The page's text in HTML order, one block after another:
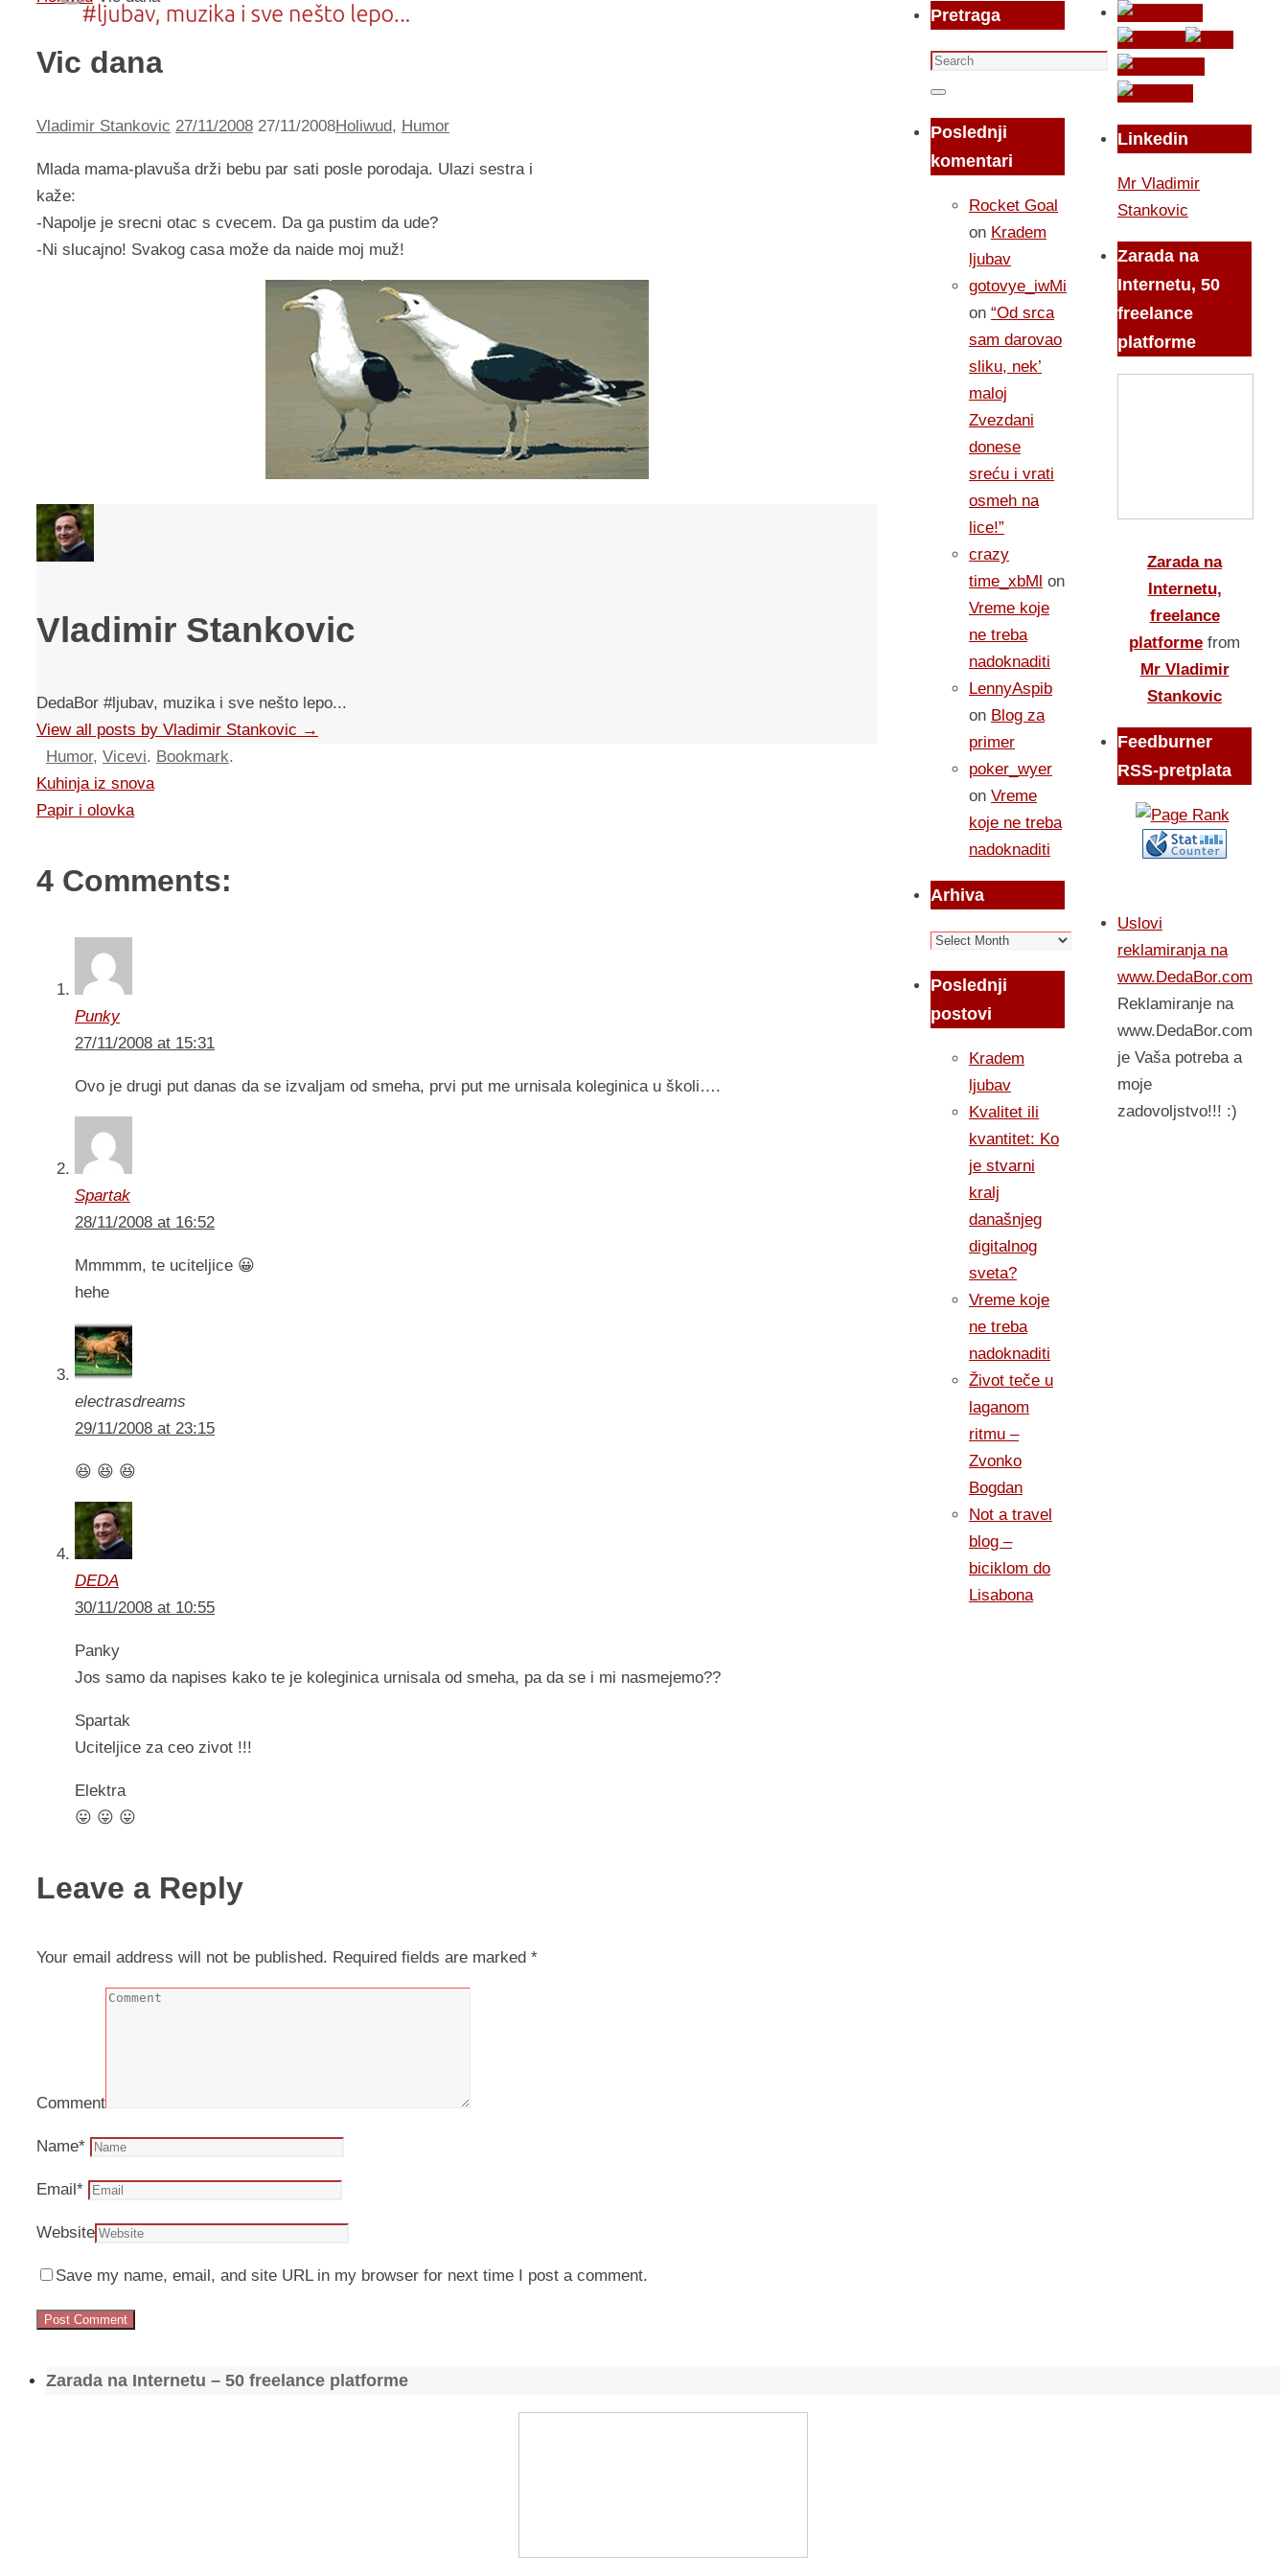
Vic dana
Vladimir Stankovic 27/11/2008 27/11/2008Holiwud, Humor
Mlada mama-plavuša drži bebu par sati posle porodaja. Ulazi sestra i
kaže:
-Napolje je srecni otac s cvecem. Da ga pustim da ude?
-Ni slucajno! Svakog casa može da naide moj muž!
Vladimir Stankovic
DedaBor #ljubav, muzika i sve nešto lepo...
View all posts by Vladimir Stankovic →
Humor, Vicevi. Bookmark.
Kuhinja iz snova
Papir i olovka
4 Comments:
Punky
27/11/2008 at 15:31
Ovo je drugi put danas da se izvaljam od smeha, prvi put me urnisala koleginica u školi….
Spartak
28/11/2008 at 16:52
Mmmmm, te uciteljice 😀
hehe
electrasdreams
29/11/2008 at 23:15
😆 😆 😆
DEDA
30/11/2008 at 10:55
Panky
Jos samo da napises kako te je koleginica urnisala od smeha, pa da se i mi nasmejemo??
Spartak
Uciteljice za ceo zivot !!!
Elektra
😛 😛 😛
Leave a Reply
Your email address will not be published. Required fields are marked *
Comment
Name*
Email*
Website
Save my name, email, and site URL in my browser for next time I post a comment.
Pretraga
Search
for:
Search
Poslednji
komentari
Rocket Goal
on Kradem
ljubav
gotovye_iwMi
on “Od srca
sam darovao
sliku, nek’
maloj
Zvezdani
donese
sreću i vrati
osmeh na
lice!”
crazy
time_xbMl on
Vreme koje
ne treba
nadoknaditi
LennyAspib
on Blog za
primer
poker_wyer
on Vreme
koje ne treba
nadoknaditi
Arhiva
Arhiva
Poslednji
postovi
Kradem
ljubav
Kvalitet ili
kvantitet: Ko
je stvarni
kralj
današnjeg
digitalnog
sveta?
Vreme koje
ne treba
nadoknaditi
Život teče u
laganom
ritmu –
Zvonko
Bogdan
Not a travel
blog –
biciklom do
Lisabona
Linkedin
Mr Vladimir
Stankovic
Zarada na
Internetu, 50
freelance
platforme
Zarada na
Internetu,
freelance
platforme from
Mr Vladimir
Stankovic
Feedburner
RSS-pretplata
Uslovi
reklamiranja na
www.DedaBor.com
Reklamiranje na
www.DedaBor.com
je Vaša potreba a
moje
zadovoljstvo!!! :)
Zarada na Internetu – 50 freelance platforme